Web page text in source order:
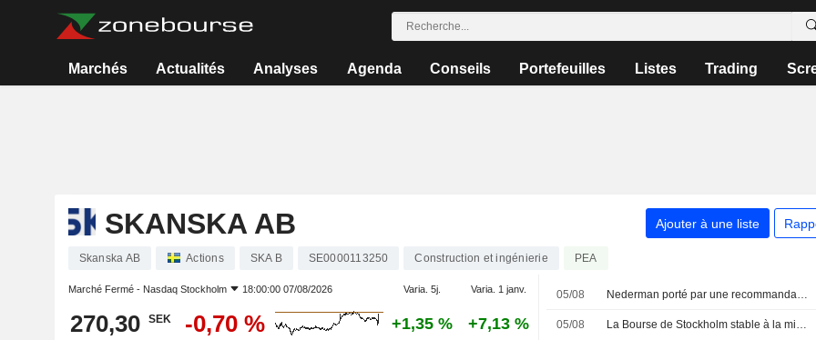
Marchés Actualités Analyses Agenda Conseils Portefeuilles Listes Trading
SKANSKA AB Ajouter à une liste
Skanska AB Actions SKA B SE0000113250 Construction et ingénierie PEA
Marché Fermé - Nasdaq Stockholm 18:00:00 07/08/2026 Varia. 5j. Varia. 1 janv.
270,30 SEK -0,70 % +1,35 % +7,13 %
05/08 Nederman porté par une recommandation d'achat, l'indice OMXS30 inchangé
05/08 La Bourse de Stockholm stable à la mi-journée